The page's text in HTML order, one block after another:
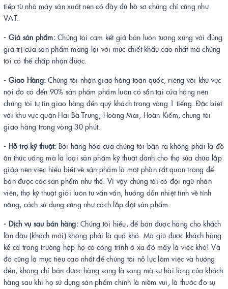
tiếp từ nhà máy sản xuất nên có đầy đủ hồ sơ chứng chỉ cũng như
VAT.
- Giá sản phẩm:Chúng tôi cam kết giá bán luôn tương xứng với đúng
giá trị của sản phẩm mang lại với mức chiết khấu cao nhất mà chúng
tôi có thể chấp nhận được.
- Giao Hàng: Chúng tôi nhận giao hàng toàn quốc, riêng với khu vực
nội đô có đến 90% sản phẩm phẩm luôn có sẵn tại cửa hàng nên
chúng tôi tự tin giao hàng đến quý khách trong vòng 1 tiếng. Đặc biệt
với khu vực quận Hai Bà Trưng, Hoàng Mai, Hoàn Kiếm, chung tôi
giao hàng trong vòng 30 phút.
- Hỗ trợ kỹ thuật: Bởi hàng hóa của chúng tôi bán ra không phải là đồ
ăn thức uống mà là loại sản phẩm kỹ thuật dành cho thợ sửa chữa lắp
giáp nên việc hiểu biết về sản phẩm là một phần rất quan trọng để
bán được các sản phẩm như thế. Vì vậy chúng tôi có đội ngũ nhân
viên, thợ kỹ thuật giỏi luôn tư vấn vấn, hướng dẫn nhiệt tình về tính
năng, cách sử dụng cũng như cách lắp đặt sản phẩm.
- Dịch vụ sau bán hàng:Chúng tôi hiểu, để bán được hàng cho khách
lần đầu (khách mới) không phải là quá khó. Mà giữ được khách hàng
kể cả trong trường hợp họ có công trình ở xa đó mấy là việc khó! Và
đó cũng là mục tiêu cao nhất để chúng tôi nỗ lực làm việc và hướng
đến, không chỉ bán được hàng song là song mà sự hài lòng của khách
hàng sau khi họ sử dụng sản phẩm chính là niềm vui, là thước đo sự